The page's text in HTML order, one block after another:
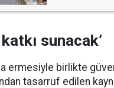
sunacak’
ermesiyle birlikte
tasarruf edilen